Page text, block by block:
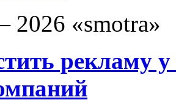
«smotra»
рекламу у